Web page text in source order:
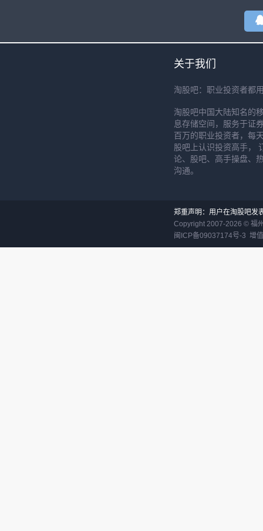
关于我们
淘股吧：职业投资者都
淘股吧中国大陆知名的
息存储空间，服务于证
百万的职业投资者，每
股吧上认识投资高手，
论、股吧、高手操盘、
沟通。
郑重声明：用户在淘股吧发
Copyright 2007-2026 © 福
闽ICP备09037174号-3 增